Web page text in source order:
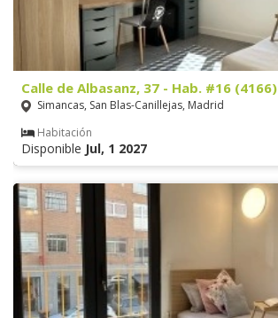
Calle de Albasanz, 37 - Hab. #16 (4166)
Simancas, San Blas-Canillejas, Madrid
Habitación
Disponible Jul, 1 2027